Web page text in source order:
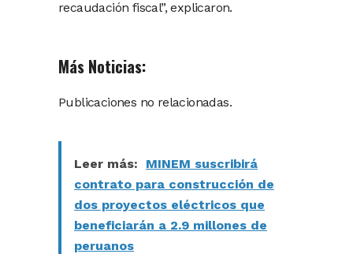
recaudación fiscal”, explicaron.
Más Noticias:
Publicaciones no relacionadas.
Leer más:
MINEM suscribirá
contrato para construcción de
dos proyectos eléctricos que
beneficiarán a 2.9 millones de
peruanos